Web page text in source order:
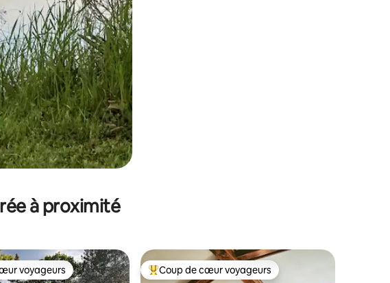
à proximité
voyageurs les plus appréciés
voyageurs Coups de cœur voyageurs les plus appréciés
Coup de cœur voyageurs